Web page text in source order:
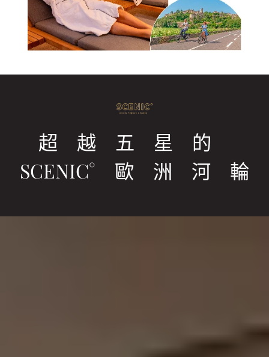
超 越 五 星 的
SCENIC° 歐 洲 河 輪